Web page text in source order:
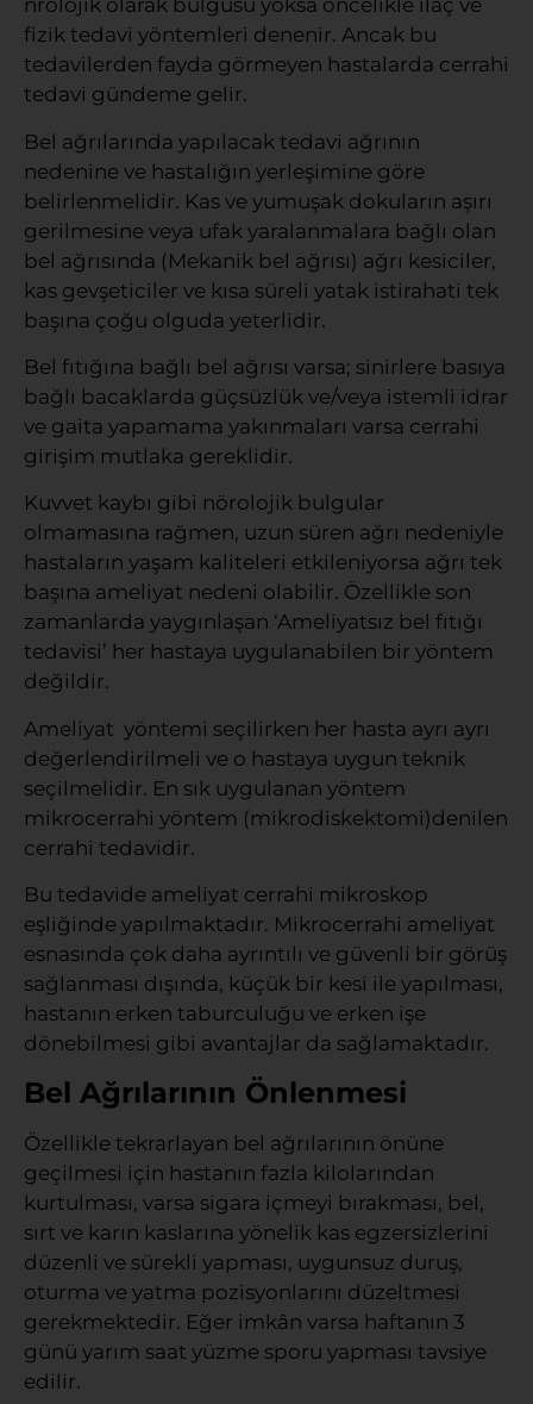
nrolojik olarak bulgusu yoksa öncelikle ilaç ve
fizik tedavi yöntemleri denenir. Ancak bu
tedavilerden fayda görmeyen hastalarda cerrahi
tedavi gündeme gelir.
Bel ağrılarında yapılacak tedavi ağrının
nedenine ve hastalığın yerleşimine göre
belirlenmelidir. Kas ve yumuşak dokuların aşırı
gerilmesine veya ufak yaralanmalara bağlı olan
bel ağrısında (Mekanik bel ağrısı) ağrı kesiciler,
kas gevşeticiler ve kısa süreli yatak istirahati tek
başına çoğu olguda yeterlidir.
Bel fıtığına bağlı bel ağrısı varsa; sinirlere basıya
bağlı bacaklarda güçsüzlük ve/veya istemli idrar
ve gaita yapamama yakınmaları varsa cerrahi
girişim mutlaka gereklidir.
Kuvvet kaybı gibi nörolojik bulgular
olmamasına rağmen, uzun süren ağrı nedeniyle
hastaların yaşam kaliteleri etkileniyorsa ağrı tek
başına ameliyat nedeni olabilir. Özellikle son
zamanlarda yaygınlaşan ‘Ameliyatsız bel fıtığı
tedavisi’ her hastaya uygulanabilen bir yöntem
değildir.
Ameliyat yöntemi seçilirken her hasta ayrı ayrı
değerlendirilmeli ve o hastaya uygun teknik
seçilmelidir. En sık uygulanan yöntem
mikrocerrahi yöntem (mikrodiskektomi)denilen
cerrahi tedavidir.
Bu tedavide ameliyat cerrahi mikroskop
eşliğinde yapılmaktadır. Mikrocerrahi ameliyat
esnasında çok daha ayrıntılı ve güvenli bir görüş
sağlanması dışında, küçük bir kesi ile yapılması,
hastanın erken taburculuğu ve erken işe
dönebilmesi gibi avantajlar da sağlamaktadır.
Bel Ağrılarının Önlenmesi
Özellikle tekrarlayan bel ağrılarının önüne
geçilmesi için hastanın fazla kilolarından
kurtulması, varsa sigara içmeyi bırakması, bel,
sırt ve karın kaslarına yönelik kas egzersizlerini
düzenli ve sürekli yapması, uygunsuz duruş,
oturma ve yatma pozisyonlarını düzeltmesi
gerekmektedir. Eğer imkân varsa haftanın 3
günü yarım saat yüzme sporu yapması tavsiye
edilir.